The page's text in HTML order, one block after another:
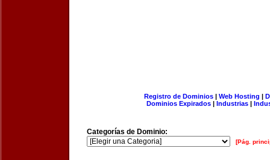
Registro de Dominios| Web Hosting |
Dominios Expirados | Industrias |
Categorías de Dominio:
[Pág.